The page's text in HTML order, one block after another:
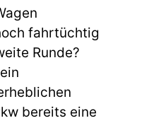
fahrtüchtig
Runde?
bereits eine